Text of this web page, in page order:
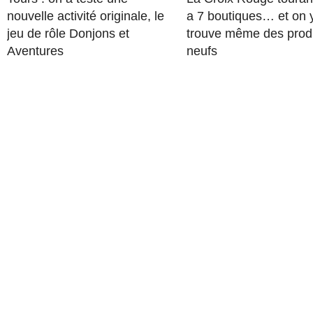
nouvelle activité originale, le
jeu de rôle Donjons et
Aventures
a 7 boutiques… et on
trouve même des
neufs